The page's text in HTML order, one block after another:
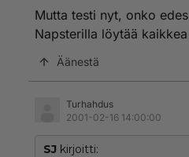
Mutta testi nyt, onko
Napsterilla löytää kaikkea
Äänestä
Turhahdus
2001-02-16 14:00:00
SJ kirjoitti: